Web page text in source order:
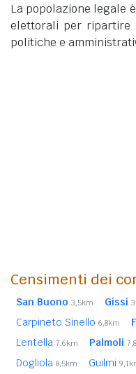
La popolazione legale
elettorali per ripartire
politiche e
Censimenti dei
San Buono 3,5km Gissi
Carpineto Sinello 6,8km
Lentella 7,6km Palmoli
Dogliola 8,5km Guilmi